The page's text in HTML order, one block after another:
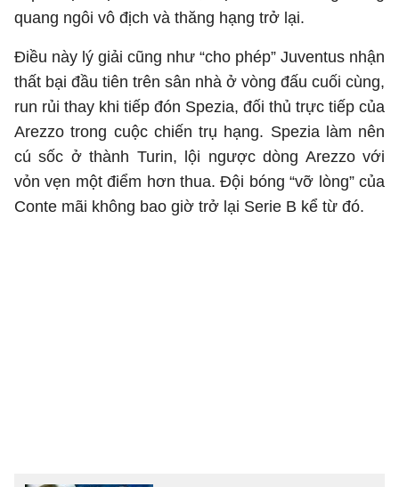
quang ngôi vô địch và thăng hạng trở lại.
Điều này lý giải cũng như “cho phép” Juventus nhận
thất bại đầu tiên trên sân nhà ở vòng đấu cuối cùng,
run rủi thay khi tiếp đón Spezia, đối thủ trực tiếp của
Arezzo trong cuộc chiến trụ hạng. Spezia làm nên
cú sốc ở thành Turin, lội ngược dòng Arezzo với
vỏn vẹn một điểm hơn thua. Đội bóng “vỡ lòng” của
Conte mãi không bao giờ trở lại Serie B kể từ đó.